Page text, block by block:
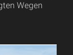
Wegen